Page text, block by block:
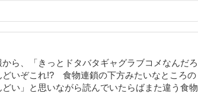
ら、「きっとドタバタギャグラブコメなんだろ
どいぞこれ!? 食物連鎖の下方みたいなところの
い」と思いながら読んでいたらばまた違う食物